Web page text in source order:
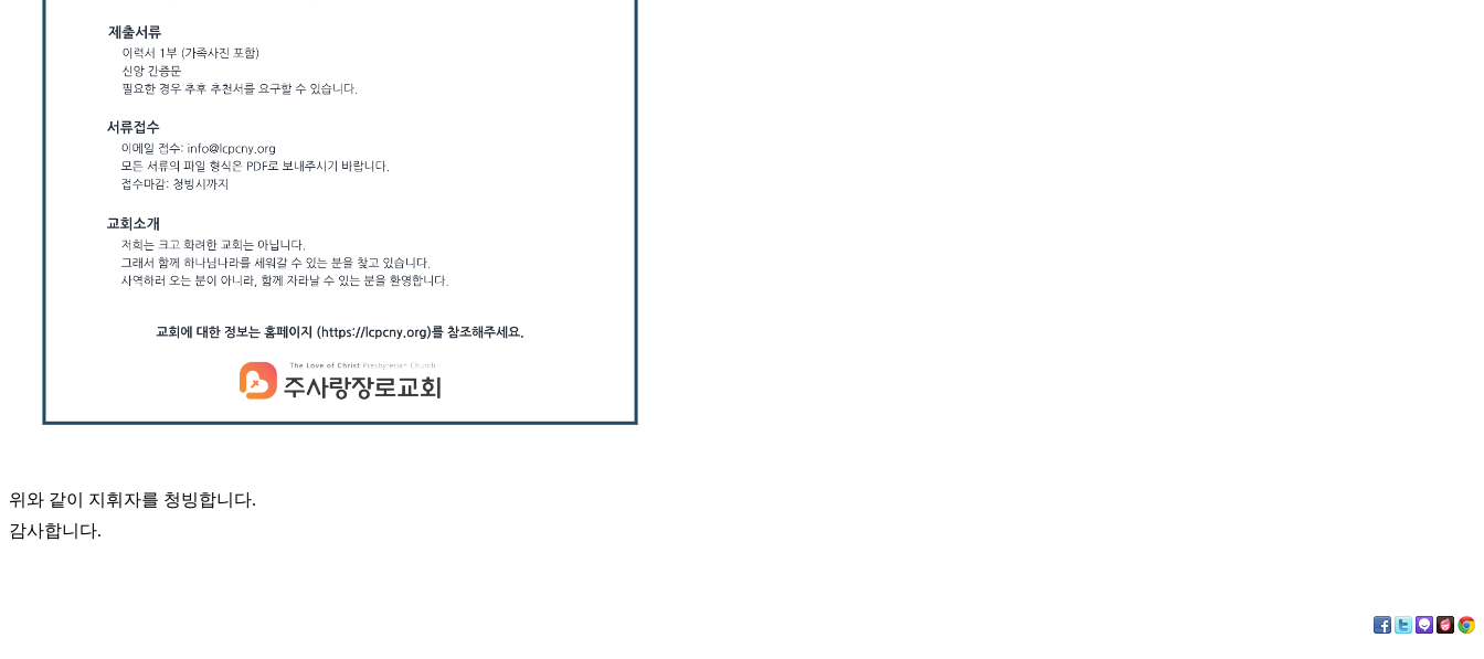
임
심
위와 같이 지휘자를 청빙합니다.
감사합니다.